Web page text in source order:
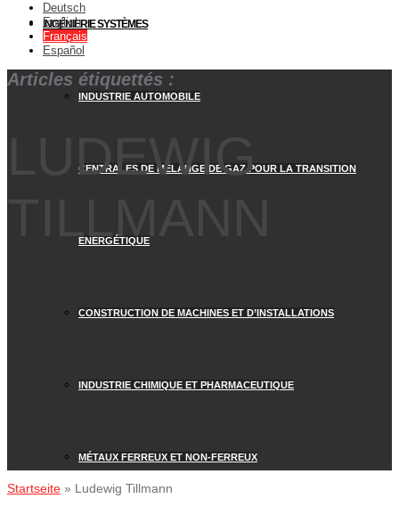
INGÉNIERIE SYSTÈMES
INDUSTRIE AUTOMOBILE
CENTRALES DE MÉLANGE DE GAZ POUR LA TRANSITION
ÉNERGÉTIQUE
CONSTRUCTION DE MACHINES ET D’INSTALLATIONS
INDUSTRIE CHIMIQUE ET PHARMACEUTIQUE
MÉTAUX FERREUX ET NON-FERREUX
Deutsch
English
Français
Español
Articles étiquettés :
LUDEWIG
TILLMANN
Startseite » Ludewig Tillmann